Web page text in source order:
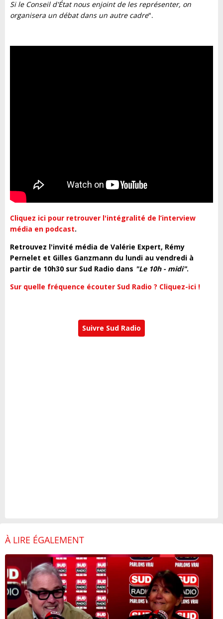
Si le Conseil d'État nous enjoint de les représenter, on
organisera un débat dans un autre cadre".
Cliquez ici pour retrouver l'intégralité de l’interview
média en podcast.
Retrouvez l'invité média de Valérie Expert, Rémy
Pernelet et Gilles Ganzmann du lundi au vendredi à
partir de 10h30 sur Sud Radio dans "Le 10h - midi".
Sur quelle fréquence écouter Sud Radio ? Cliquez-ici !
Suivre Sud Radio
À LIRE ÉGALEMENT